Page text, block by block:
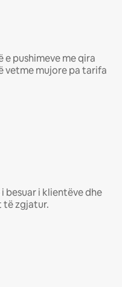
pushimeve me qira
vetme mujore pa tarifa
besuar i klientëve dhe
të zgjatur.